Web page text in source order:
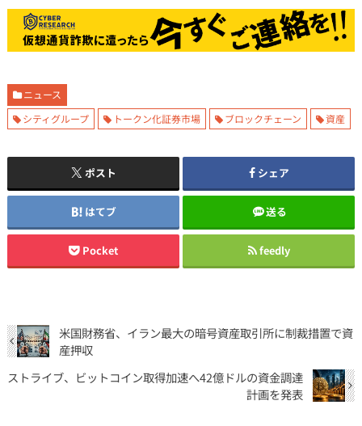
ニュース
シティグループ
トークン化証券市場 ブロックチェーン 資産
ポスト シェア
はてブ 送る
Pocket feedly
米国財務省、イラン最大の暗号資産取引所に制裁措置で資
産押収
ストライブ、ビットコイン取得加速へ42億ドルの資金調達
計画を発表